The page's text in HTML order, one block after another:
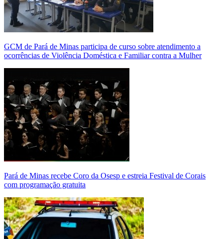
GCM de Pará de Minas participa de curso sobre atendimento a
ocorrências de Violência Doméstica e Familiar contra a Mulher
Pará de Minas recebe Coro da Osesp e estreia Festival de Corais
com programação gratuita